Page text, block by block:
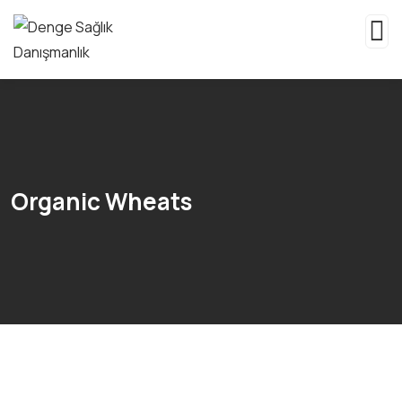
Organic Wheats